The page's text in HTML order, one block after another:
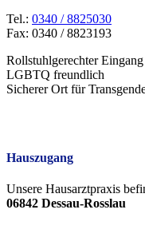
Tel.: 0340 / 8825030
Fax: 0340 / 8823193
Rollstuhlgerechter Eingang
LGBTQ freundlich
Sicherer Ort für
Hauszugang
Unsere Hausarztpraxis
06842 Dessau-Rosslau